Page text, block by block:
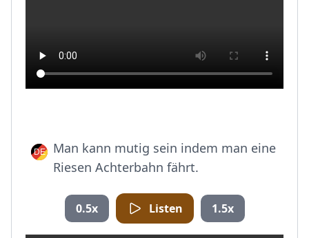
Man kann mutig sein indem man eine
Riesen Achterbahn fährt.
0.5x Listen 1.5x